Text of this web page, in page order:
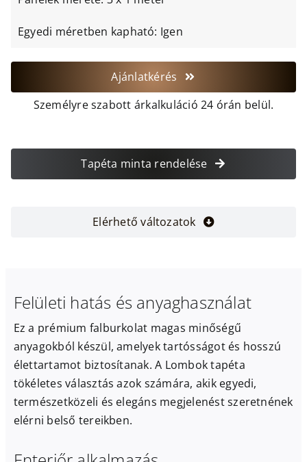
Egyedi méretben kapható: Igen
Ajánlatkérés
Személyre szabott árkalkuláció 24 órán belül.
Tapéta minta rendelése
Elérhető változatok
Felületi hatás és anyaghasználat
Ez a prémium falburkolat magas minőségű
anyagokból készül, amelyek tartósságot és hosszú
élettartamot biztosítanak. A Lombok tapéta
tökéletes választás azok számára, akik egyedi,
természetközeli és elegáns megjelenést szeretnének
elérni belső tereikben.